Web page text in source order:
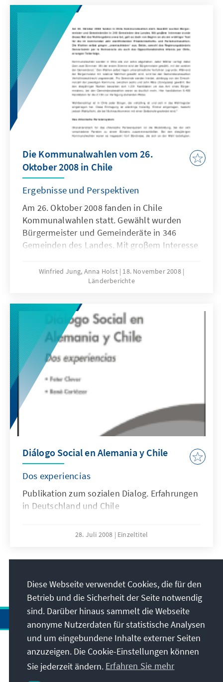
der Wahl ihres neuen Parteivorstands nach
dem überraschenden Rücktritt der früheren
Parteivorsitzenden Soledad Alvear. Trotz aller
Bemühungen im Vorfeld der Sitzung, im
Konsensverfahren eine neue Führungsspitze
zu bilden, kam es zu einer Kampfabstimmung.
Neuer Vorsitzender der PDC ist der
Abgeordnete Juan Carlos Latorre.
Die Kommunalwahlen vom 26.
Oktober 2008 in Chile
Ergebnisse und Perspektiven
Am 26. Oktober 2008 fanden in Chile
Kommunalwahlen statt. Gewählt wurden
Bürgermeister und Gemeinderäte in 346
Gemeinden des Landes. Mit groβem Interesse
galt es doch von Beginn an als ein wichtiger
Test für die im kommenden Jahr
Parlamentswahlen. Die Wahlen selbst gingen
„unentschieden“ aus. Beide, sowohl das
Regierungsbündnis Concertación por la
Democracia als auch das Oppositionsbündnis
Alianza por Chile, errangen Teilerfolge.
Winfried Jung, Anna Holst 18. November 2008
Länderberichte
Diálogo Social en Alemania y Chile
Dos experiencias
Publikation zum sozialen Dialog. Erfahrungen
in Deutschland und Chile
28. Juli 2008 Einzeltitel
Anschrift
Diese Webseite verwendet Cookies, die für den
Betrieb und die Sicherheit der Seite notwendig
sind. Darüber hinaus sammelt die Webseite
anonyme Nutzerdaten für statistische Analysen
und um eingebundene Inhalte externer Seiten
anzuzeigen. Die Cookie-Einstellungen können
Sie jederzeit ändern. Erfahren Sie mehr